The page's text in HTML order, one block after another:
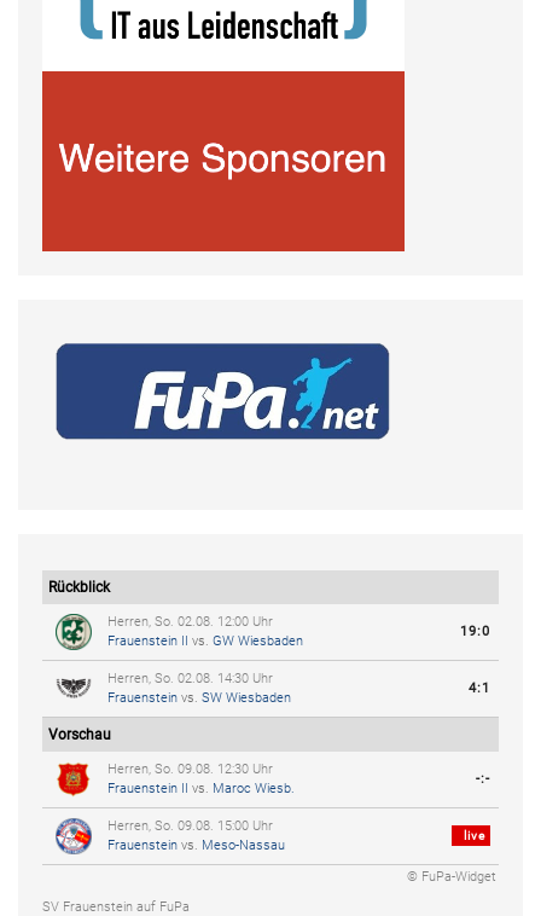
Rückblick
Herren, So. 02.08. 12:00 Uhr
Frauenstein II
vs. GW Wiesbaden
19:0
Herren, So. 02.08. 14:30 Uhr
Frauenstein vs. SW Wiesbaden
4:1
Vorschau
Herren, So. 09.08. 12:30 Uhr
Frauenstein II
vs. Maroc Wiesb.
-:-
Herren, So. 09.08. 15:00 Uhr
Frauenstein vs. Meso-Nassau
live
© FuPa-Widget
SV Frauenstein auf FuPa